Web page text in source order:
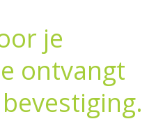
je
ontvangt